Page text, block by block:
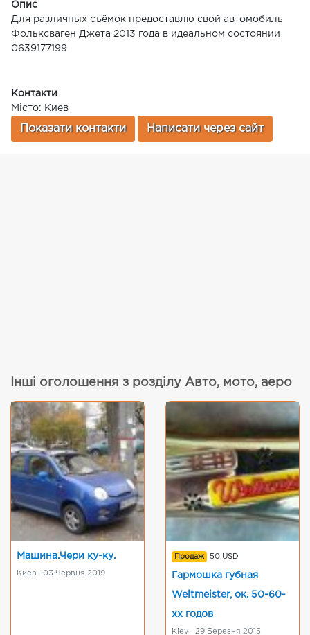
Опис
Для различных съёмок предоставлю свой автомобиль
Фольксваген Джета 2013 года в идеальном состоянии
0639177199
Контакти
Місто: Киев
Показати контакти Написати через сайт
Інші оголошення з розділу Авто, мото, аеро
Машина.Чери ку-ку.
Киев · 03 Червня 2019
Продаж 50 USD
Гармошка губная
Weltmeister, ок. 50-60-
хх годов
Kiev · 29 Березня 2015